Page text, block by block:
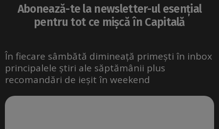
Abonează-te la newsletter-ul esențial
pentru tot ce mișcă în Capitală
În fiecare sâmbătă dimineață primești în inbox
principalele știri ale săptămânii plus
recomandări de ieșit în weekend